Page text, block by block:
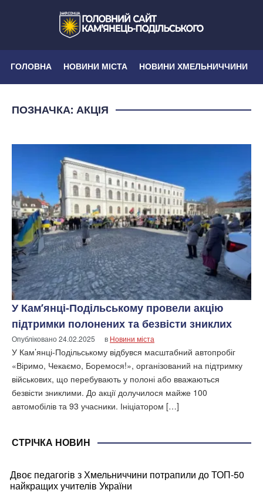
ГОЛОВНА НОВИНИ МІСТА НОВИНИ ХМЕЛЬНИЧЧИНИ
ПОЗНАЧКА: АКЦІЯ
У Кам’янці-Подільському провели акцію
підтримки полонених та безвісти зниклих
Опубліковано24.02.2025 в Новини міста
У Кам’янці-Подільському відбувся масштабний автопробіг
«Віримо, Чекаємо, Боремося!», організований на підтримку
військових, що перебувають у полоні або вважаються
безвісти зниклими. До акції долучилося майже 100
автомобілів та 93 учасники. Ініціатором […]
СТРІЧКА НОВИН
Двоє педагогів з Хмельниччини потрапили до ТОП-50
найкращих учителів України